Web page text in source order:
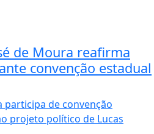
de Moura reafirma
convenção estadual